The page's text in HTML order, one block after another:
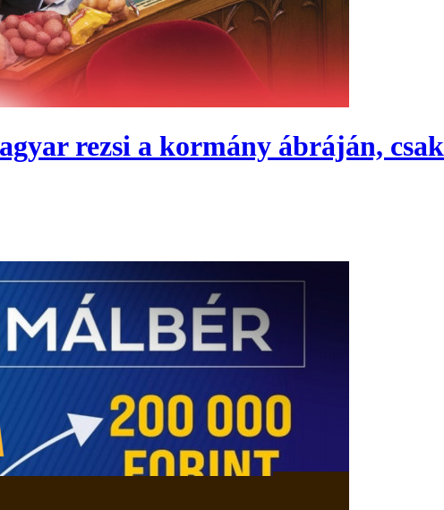
rezsi a kormány ábráján,